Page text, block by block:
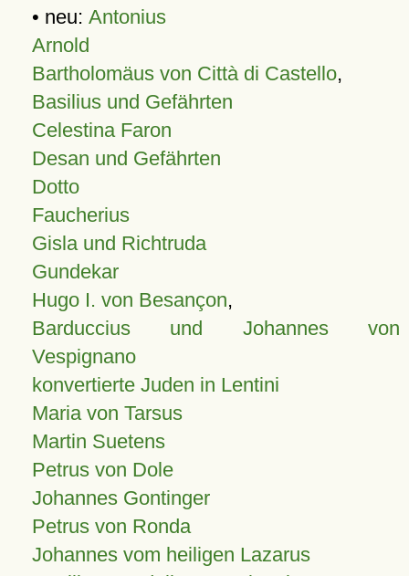
• neu: Antonius
Arnold
Bartholomäus von Città di Castello,
Basilius und Gefährten
Celestina Faron
Desan und Gefährten
Dotto
Faucherius
Gisla und Richtruda
Gundekar
Hugo I. von Besançon,
Barduccius und Johannes von
Vespignano
konvertierte Juden in Lentini
Maria von Tarsus
Martin Suetens
Petrus von Dole
Johannes Gontinger
Petrus von Ronda
Johannes vom heiligen Lazarus